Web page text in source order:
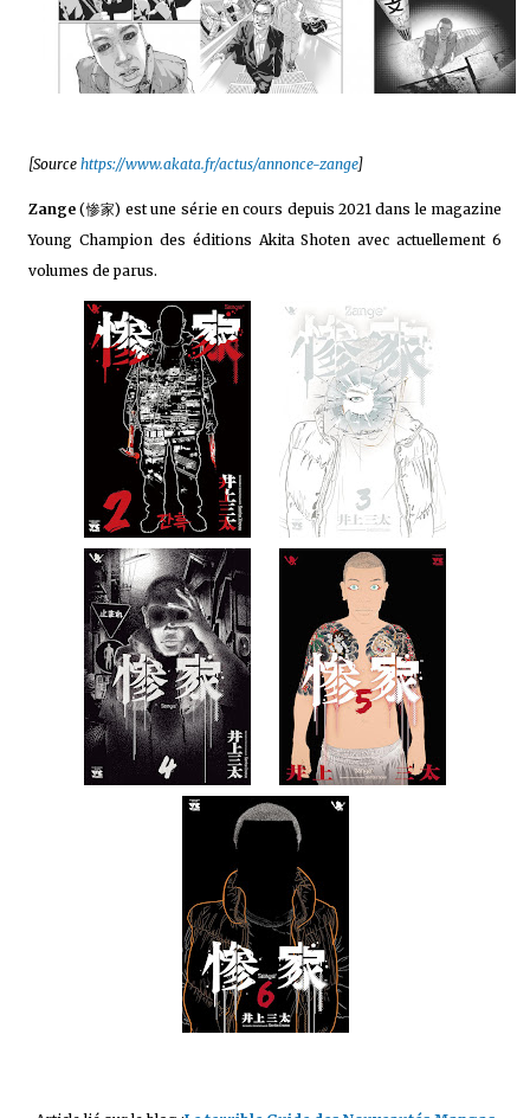
[Source https://www.akata.fr/actus/annonce-zange]
Zange (惨家) est une série en cours depuis 2021 dans le magazine
Young Champion des éditions Akita Shoten avec actuellement 6
volumes de parus.